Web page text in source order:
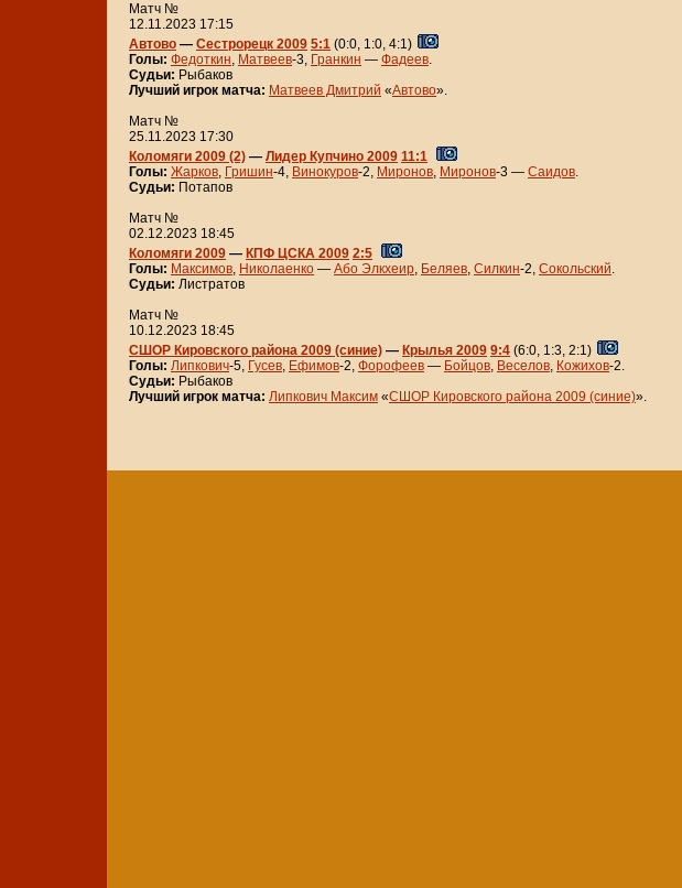
Матч №
12.11.2023 17:15
Автово — Сестрорецк 2009 5:1 (0:0, 1:0, 4:1)
Голы: Федоткин, Матвеев-3, Гранкин — Фадеев.
Судьи: Рыбаков
Лучший игрок матча: Матвеев Дмитрий «Автово».
Матч №
25.11.2023 17:30
Коломяги 2009 (2) — Лидер Купчино 2009 11:1
Голы: Жарков, Гришин-4, Винокуров-2, Миронов, Миронов-3 — Саидов.
Судьи: Потапов
Матч №
02.12.2023 18:45
Коломяги 2009 — КПФ ЦСКА 2009 2:5
Голы: Максимов, Николаенко — Або Элкхеир, Беляев, Силкин-2, Сокольский.
Судьи: Листратов
Матч №
10.12.2023 18:45
СШОР Кировского района 2009 (синие) — Крылья 2009 9:4 (6:0, 1:3, 2:1)
Голы: Липкович-5, Гусев, Ефимов-2, Форофеев — Бойцов, Веселов, Кожихов-2.
Судьи: Рыбаков
Лучший игрок матча: Липкович Максим «СШОР Кировского района 2009 (синие)».